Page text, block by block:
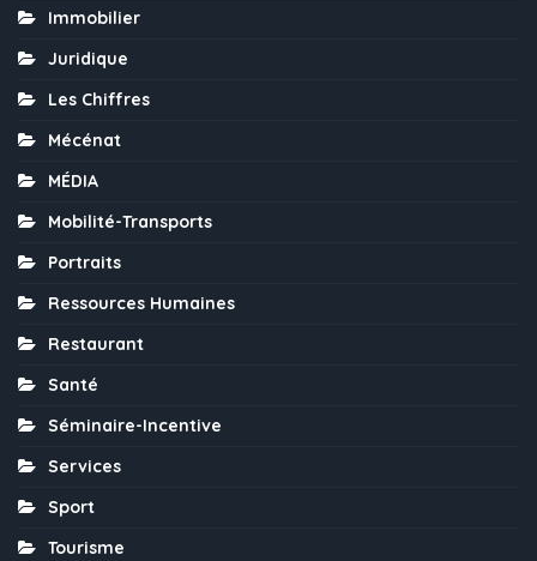
Immobilier
Juridique
Les Chiffres
Mécénat
MÉDIA
Mobilité-Transports
Portraits
Ressources Humaines
Restaurant
Santé
Séminaire-Incentive
Services
Sport
Tourisme